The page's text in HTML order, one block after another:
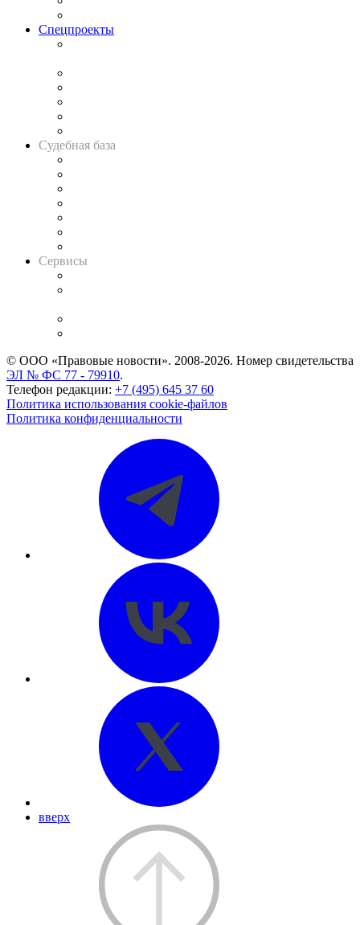
Спецпроекты
Судебная база
Сервисы
© ООО «Правовые новости». 2008-2026. Номер свидетельства
ЭЛ № ФС 77 - 79910.
Телефон редакции: +7 (495) 645 37 60
Политика использования cookie-файлов
Политика конфиденциальности
вверх